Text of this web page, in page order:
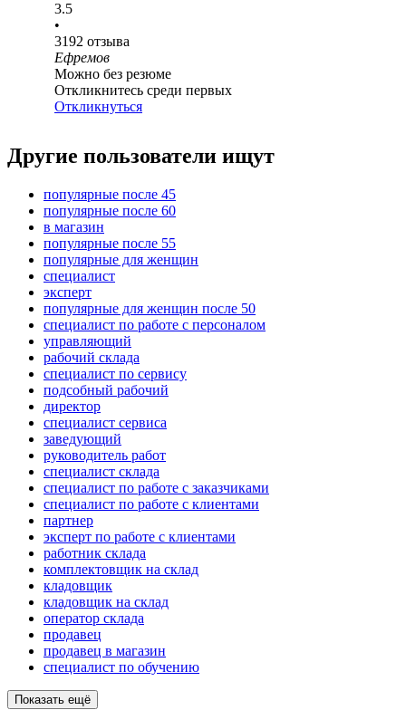
3.5
•
3192 отзыва
Ефремов
Можно без резюме
Откликнитесь среди первых
Откликнуться
Другие пользователи ищут
популярные после 45
популярные после 60
в магазин
популярные после 55
популярные для женщин
специалист
эксперт
популярные для женщин после 50
специалист по работе с персоналом
управляющий
рабочий склада
специалист по сервису
подсобный рабочий
директор
специалист сервиса
заведующий
руководитель работ
специалист склада
специалист по работе с заказчиками
специалист по работе с клиентами
партнер
эксперт по работе с клиентами
работник склада
комплектовщик на склад
кладовщик
кладовщик на склад
оператор склада
продавец
продавец в магазин
специалист по обучению
Показать ещё